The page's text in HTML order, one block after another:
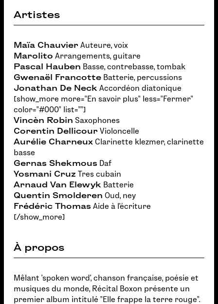
Artistes
Maïa Chauvier Auteure, voix
Marolito Arrangements, guitare
Pascal Hauben Basse, contrebasse, tombak
Gwenaël Francotte Batterie, percussions
Jonathan De Neck Accordéon diatonique
[show_more more="En savoir plus" less="Fermer"
color="#000" list=""]
Vincèn Robin Saxophones
Corentin Dellicour Violoncelle
Aurélie Charneux Clarinette klezmer, clarinette
basse
Gernas Shekmous Daf
Yosmani Cruz Tres cubain
Arnaud Van Elewyk Batterie
Quentin Smolderen Oud, ney
Frédéric Thomas Aide à l’écriture
[/show_more]
À propos
Mêlant 'spoken word', chanson française, poésie et
musiques du monde, Récital Boxon présente un
premier album intitulé "Elle frappe la terre rouge".